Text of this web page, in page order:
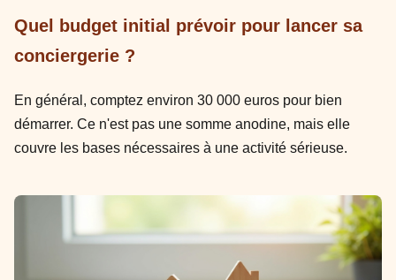
Quel budget initial prévoir pour lancer sa
conciergerie ?
En général, comptez environ 30 000 euros pour bien
démarrer. Ce n'est pas une somme anodine, mais elle
couvre les bases nécessaires à une activité sérieuse.